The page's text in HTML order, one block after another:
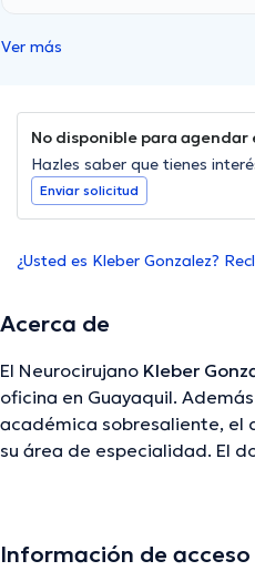
Ver más
No disponible para agendar
Hazles saber que tienes
Enviar solicitud
¿Usted es Kleber Gonzalez?
Acerca de
El Neurocirujano Kleber
oficina en Guayaquil.
académica sobresaliente, el
su área de especialidad. El
considerables conferencias
Información de acceso